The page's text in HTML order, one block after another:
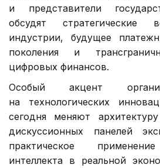
и представители
обсудят стратегические
индустрии, будущее
поколения и
цифровых финансов.
Особый акцент
на технологических
сегодня меняют
дискуссионных панелей
практическое
интеллекта в реальной